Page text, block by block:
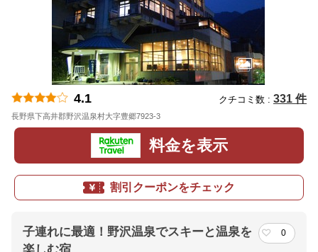
4.1 クチコミ数 : 331 件
長野県下高井郡野沢温泉村大字豊郷7923-3
料金を表示
割引クーポンをチェック
子連れに最適！野沢温泉でスキーと温泉を
楽しむ宿
0